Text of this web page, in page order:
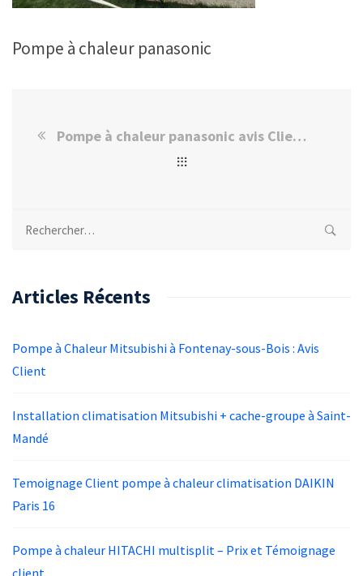
Pompe à chaleur panasonic
Pompe à chaleur panasonic avis Client Brie-Comte-Robert
Rechercher :
Articles Récents
Pompe à Chaleur Mitsubishi à Fontenay-sous-Bois : Avis
Client
Installation climatisation Mitsubishi + cache-groupe à Saint-
Mandé
Temoignage Client pompe à chaleur climatisation DAIKIN
Paris 16
Pompe à chaleur HITACHI multisplit – Prix et Témoignage